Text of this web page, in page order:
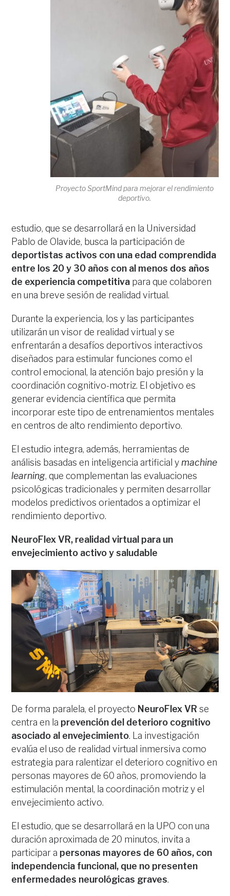
Proyecto SportMind para mejorar el rendimiento
deportivo.
estudio, que se desarrollará en la Universidad
Pablo de Olavide, busca la participación de
deportistas activos con una edad comprendida
entre los 20 y 30 años con al menos dos años
de experiencia competitiva para que colaboren
en una breve sesión de realidad virtual.
Durante la experiencia, los y las participantes
utilizarán un visor de realidad virtual y se
enfrentarán a desafíos deportivos interactivos
diseñados para estimular funciones como el
control emocional, la atención bajo presión y la
coordinación cognitivo-motriz. El objetivo es
generar evidencia científica que permita
incorporar este tipo de entrenamientos mentales
en centros de alto rendimiento deportivo.
El estudio integra, además, herramientas de
análisis basadas en inteligencia artificial ymachine
learning, que complementan las evaluaciones
psicológicas tradicionales y permiten desarrollar
modelos predictivos orientados a optimizar el
rendimiento deportivo.
NeuroFlex VR, realidad virtual para un
envejecimiento activo y saludable
De forma paralela, el proyecto NeuroFlex VR se
centra en la prevención del deterioro cognitivo
asociado al envejecimiento. La investigación
evalúa el uso de realidad virtual inmersiva como
estrategia para ralentizar el deterioro cognitivo en
personas mayores de 60 años, promoviendo la
estimulación mental, la coordinación motriz y el
envejecimiento activo.
El estudio, que se desarrollará en la UPO con una
duración aproximada de 20 minutos, invita a
participar a personas mayores de 60 años, con
independencia funcional, que no presenten
enfermedades neurológicas graves.